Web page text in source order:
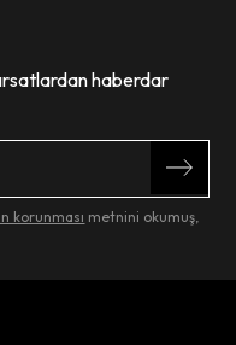
haberdar
korunması metnini okumuş,